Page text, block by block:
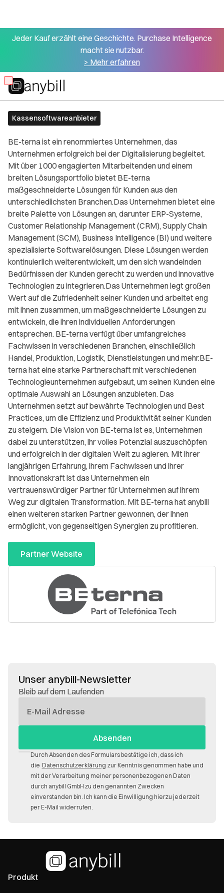
Jeder Kauf erzählt eine Geschichte. Purchase Intelligence
macht sie nutzbar.
> Mehr erfahren
Skip
to
main
content
Alle Partner
BE-terna
Kassensoftwareanbieter
BE-terna ist ein renommiertes Unternehmen, das
Unternehmen erfolgreich bei der Digitalisierung begleitet.
Mit über 1000 engagierten Mitarbeitenden und einem
breiten Lösungsportfolio bietet BE-terna
maßgeschneiderte Lösungen für Kunden aus den
unterschiedlichsten Branchen.Das Unternehmen bietet eine
breite Palette von Lösungen an, darunter ERP-Systeme,
Customer Relationship Management (CRM), Supply Chain
Management (SCM), Business Intelligence (BI) und weitere
spezialisierte Softwarelösungen. Diese Lösungen werden
kontinuierlich weiterentwickelt, um den sich wandelnden
Bedürfnissen der Kunden gerecht zu werden und innovative
Technologien zu integrieren.Das Unternehmen legt großen
Wert auf die Zufriedenheit seiner Kunden und arbeitet eng
mit ihnen zusammen, um maßgeschneiderte Lösungen zu
entwickeln, die ihren individuellen Anforderungen
entsprechen. BE-terna verfügt über umfangreiches
Fachwissen in verschiedenen Branchen, einschließlich
Handel, Produktion, Logistik, Dienstleistungen und mehr.BE-
terna hat eine starke Partnerschaft mit verschiedenen
Technologieunternehmen aufgebaut, um seinen Kunden eine
optimale Auswahl an Lösungen anzubieten. Das
Unternehmen setzt auf bewährte Technologien und Best
Practices, um die Effizienz und Produktivität seiner Kunden
zu steigern. Die Vision von BE-terna ist es, Unternehmen
dabei zu unterstützen, ihr volles Potenzial auszuschöpfen
und erfolgreich in der digitalen Welt zu agieren. Mit ihrer
langjährigen Erfahrung, ihrem Fachwissen und ihrer
Innovationskraft ist das Unternehmen ein
vertrauenswürdiger Partner für Unternehmen auf ihrem
Weg zur digitalen Transformation. Mit BE-terna hat anybill
einen weiteren starken Partner gewonnen, der ihnen
ermöglicht, von gegenseitigen Synergien zu profitieren.
Partner Website
Unser anybill-Newsletter
Bleib auf dem Laufenden
Mail
Durch Absenden des Formulars bestätige ich, dass ich
die Datenschutzerklärung zur Kenntnis genommen habe und
mit der Verarbeitung meiner personenbezogenen Daten
durch anybill GmbH zu den genannten Zwecken
einverstanden bin. Ich kann die Einwilligung hierzu jederzeit
per E-Mail widerrufen.
Produkt